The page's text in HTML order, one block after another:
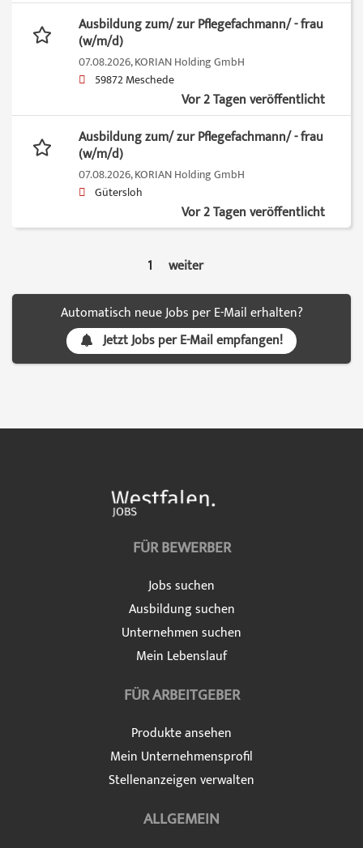
Ausbildung zum/ zur Pflegefachmann/ - frau
(w/m/d)
07.08.2026,KORIAN Holding GmbH
59872 Meschede
Vor 2 Tagen veröffentlicht
Ausbildung zum/ zur Pflegefachmann/ - frau
(w/m/d)
07.08.2026,KORIAN Holding GmbH
Gütersloh
Vor 2 Tagen veröffentlicht
1 weiter
Automatisch neue Jobs per E-Mail erhalten?
Jetzt Jobs per E-Mail empfangen!
FÜR BEWERBER
Jobs suchen
Ausbildung suchen
Unternehmen suchen
Mein Lebenslauf
FÜR ARBEITGEBER
Produkte ansehen
Mein Unternehmensprofil
Stellenanzeigen verwalten
ALLGEMEIN